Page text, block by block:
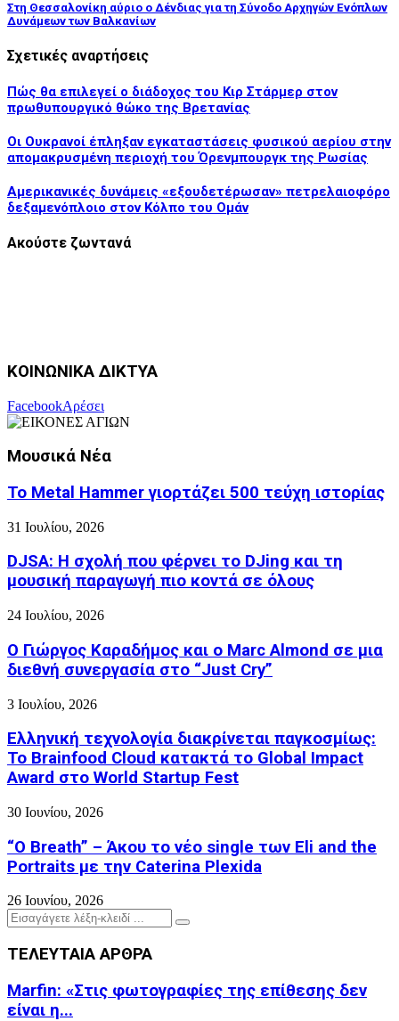
Στη Θεσσαλονίκη αύριο ο Δένδιας για τη Σύνοδο Αρχηγών Ενόπλων
Δυνάμεων των Βαλκανίων
Σχετικές αναρτήσεις
Πώς θα επιλεγεί ο διάδοχος του Κιρ Στάρμερ στον
πρωθυπουργικό θώκο της Βρετανίας
Οι Ουκρανοί έπληξαν εγκαταστάσεις φυσικού αερίου στην
απομακρυσμένη περιοχή του Όρενμπουργκ της Ρωσίας
Αμερικανικές δυνάμεις «εξουδετέρωσαν» πετρελαιοφόρο
δεξαμενόπλοιο στον Κόλπο του Ομάν
Ακούστε ζωντανά
ΚΟΙΝΩΝΙΚΑ ΔΙΚΤΥΑ
FacebookΑρέσει
Μουσικά Νέα
Το Metal Hammer γιορτάζει 500 τεύχη ιστορίας
31 Ιουλίου, 2026
DJSA: Η σχολή που φέρνει το DJing και τη
μουσική παραγωγή πιο κοντά σε όλους
24 Ιουλίου, 2026
Ο Γιώργος Καραδήμος και ο Marc Almond σε μια
διεθνή συνεργασία στο “Just Cry”
3 Ιουλίου, 2026
Ελληνική τεχνολογία διακρίνεται παγκοσμίως:
Το Brainfood Cloud κατακτά το Global Impact
Award στο World Startup Fest
30 Ιουνίου, 2026
“O Breath” – Άκου το νέο single των Eli and the
Portraits με την Caterina Plexida
26 Ιουνίου, 2026
Search
for:
Search
ΤΕΛΕΥΤΑΙΑ ΑΡΘΡΑ
Marfin: «Στις φωτογραφίες της επίθεσης δεν
είναι η...